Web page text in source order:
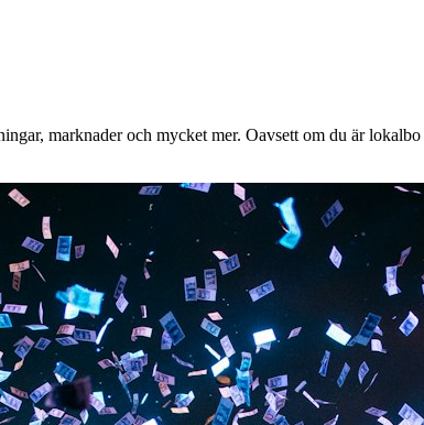
marknader och mycket mer. Oavsett om du är